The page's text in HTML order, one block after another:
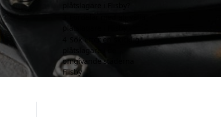
plåtslagare i Flisby
Sök efter en skicklig
plåtslagare i de
omgivande städerna
Flisby